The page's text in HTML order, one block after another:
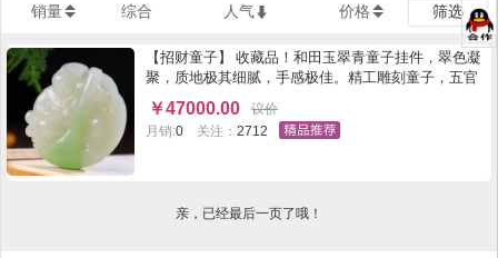
销量 综合 人气 价格 筛选
【招财童子】 收藏品！和田玉翠青童子挂件，翠色凝
聚，质地极其细腻，手感极佳。精工雕刻童子，五官
端正，昂首挺胸，意气风发，手拿元宝，自有一股潇
洒气韵。童趣盎然！充满了童真童趣的欢乐气氛。 尺
寸56-53.5-15.5mm，重82克 fsqgi212409
￥47000.00
议价
月销:0 关注：2712
亲，已经最后一页了哦！